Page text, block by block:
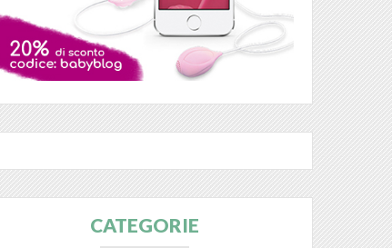
CATEGORIE